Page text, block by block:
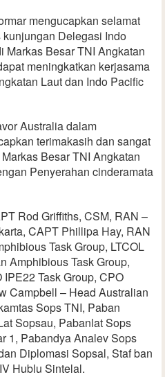
mengucapkan selamat
Delegasi Indo
Markas Besar TNI Angkatan
meningkatkan kerjasama
Laut dan Indo Pacific
Australia dalam
terimakasih dan sangat
Besar TNI Angkatan
Penyerahan cinderamata
Rod Griffiths, CSM, RAN –
CAPT Phillipa Hay, RAN
Task Group, LTCOL
Amphibious Task Group,
Task Group, CPO
Campbell – Head Australian
Sops TNI, Paban
Sopsau, Pabanlat Sops
1, Pabandya Analev Sops
Diplomasi Sopsal, Staf ban
Hublu Sintelal.